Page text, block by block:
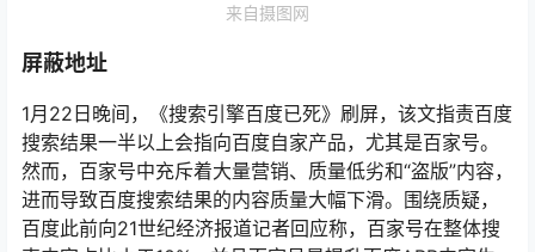
来自摄图网
屏蔽地址
1月22日晚间，《搜索引擎百度已死》刷屏，该文指责百度
搜索结果一半以上会指向百度自家产品，尤其是百家号。
然而，百家号中充斥着大量营销、质量低劣和“盗版”内容，
进而导致百度搜索结果的内容质量大幅下滑。围绕质疑，
百度此前向21世纪经济报道记者回应称，百家号在整体搜